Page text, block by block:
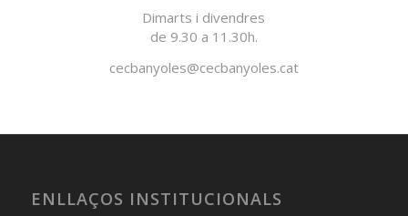
Dimarts i divendres
de 9.30 a 11.30h.
cecbanyoles@cecbanyoles.cat
ENLLAÇOS INSTITUCIONALS